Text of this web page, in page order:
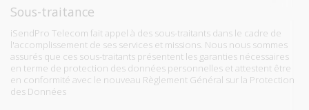
Sous-traitance
iSendPro Telecom fait appel à des sous-traitants dans le cadre de
l'accomplissement de ses services et missions. Nous nous sommes
assurés que ces sous-traitants présentent les garanties nécessaires
en terme de protection des données personnelles et attestent être
en conformité avec le nouveau Règlement Général sur la Protection
des Données